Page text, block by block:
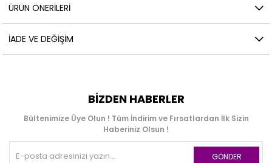
ÜRÜN ÖNERILERI
İADE VE DEĞIŞIM
BIZDEN HABERLER
Bültenimize Üye Olun ! Tüm İndirim ve Fırsatlardan İlk Sizin
Haberiniz Olsun !
GÖNDER